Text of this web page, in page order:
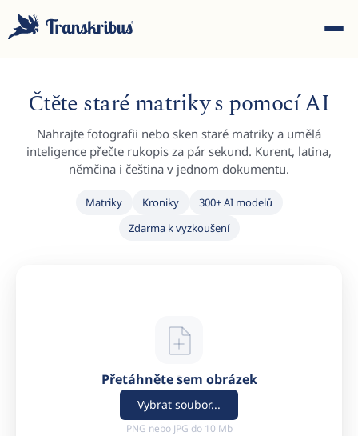
Čtěte staré matriky s pomocí AI
Nahrajte fotografii nebo sken staré matriky a umělá
inteligence přečte rukopis za pár sekund. Kurent, latina,
němčina i čeština v jednom dokumentu.
Matriky Kroniky
300+ AI modelů
Zdarma k vyzkoušení
Přetáhněte sem obrázek
Vybrat soubor...
PNG nebo JPG do 10 Mb